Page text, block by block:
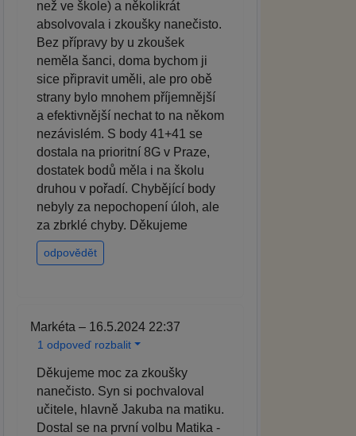
než ve škole) a několikrát
absolvovala i zkoušky nanečisto.
Bez přípravy by u zkoušek
neměla šanci, doma bychom ji
sice připravit uměli, ale pro obě
strany bylo mnohem příjemnější
a efektivnější nechat to na někom
nezávislém. S body 41+41 se
dostala na prioritní 8G v Praze,
dostatek bodů měla i na školu
druhou v pořadí. Chybějící body
nebyly za nepochopení úloh, ale
za zbrklé chyby. Děkujeme
odpovědět
Markéta – 16.5.2024 22:37
1 odpoveď rozbalit
Děkujeme moc za zkoušky
nanečisto. Syn si pochvaloval
učitele, hlavně Jakuba na matiku.
Dostal se na první volbu Matika -